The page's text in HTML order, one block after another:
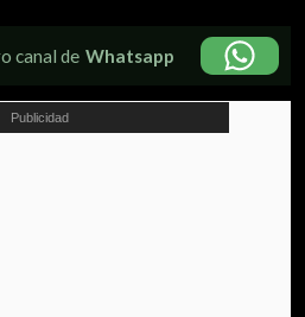
canal de Whatsapp